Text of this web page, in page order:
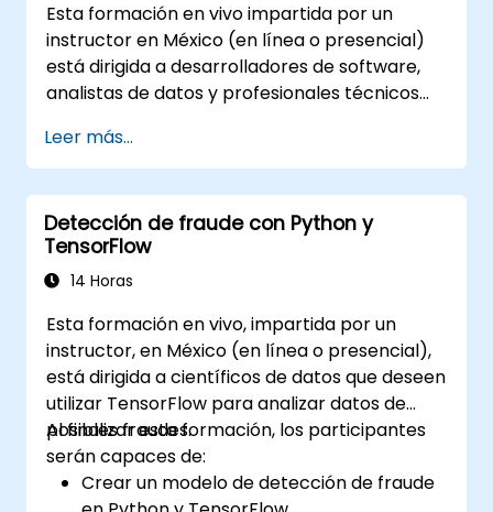
Esta formación en vivo impartida por un
instructor en México (en línea o presencial)
está dirigida a desarrolladores de software,
analistas de datos y profesionales técnicos
para crear, entrenar e implementar modelos
de aprendizaje profundo para aplicaciones de
visión por computadora, procesamiento del
lenguaje natural y multimodales.
Leer más...
Detección de fraude con Python y
TensorFlow
14 Horas
Esta formación en vivo, impartida por un
instructor, en México (en línea o presencial),
está dirigida a científicos de datos que deseen
utilizar TensorFlow para analizar datos de
posibles fraudes.
Al finalizar esta formación, los participantes
serán capaces de:
Crear un modelo de detección de fraude